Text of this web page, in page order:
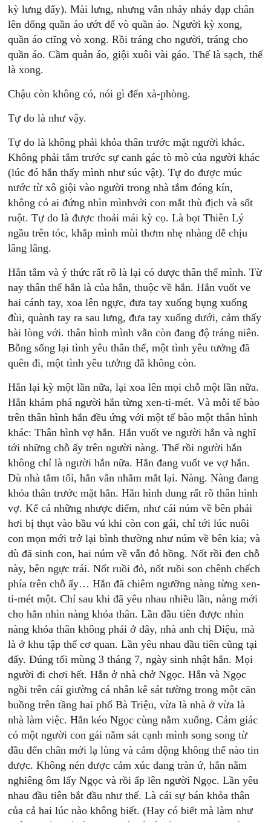
kỳ lưng đấy). Mài lưng, nhưng vẫn nhảy nhảy đạp chân
lên đống quần áo ướt để vò quần áo. Người kỳ xong,
quần áo ctĩng vò xong. Rồi tráng cho người, tráng cho
quần áo. Cầm quản áo, giội xuôi vài gáo. Thế là sạch, thế
là xong.
Chậu còn không có, nói gì đến xà-phòng.
Tự do là như vậy.
Tự do là không phải khỏa thân trước mặt người khác.
Không phải tắm trước sự canh gác tò mò của người khác
(lúc đó hắn thấy mình như súc vật). Tự do được múc
nước từ xô giội vào người trong nhà tắm đóng kín,
không có ai đứng nhìn mìnhvới con mắt thù địch và sốt
ruột. Tự do là được thoải mái kỳ cọ. Là bọt Thiên Lý
ngầu trên tóc, khắp mình mùi thơm nhẹ nhàng dễ chịu
lâng lâng.
Hắn tắm và ý thức rất rõ là lại có được thân thể mình. Từ
nay thân thể hắn là của hắn, thuộc về hắn. Hắn vuốt ve
hai cánh tay, xoa lên ngực, đưa tay xuống bụng xuống
đùi, quành tay ra sau lưng, đưa tay xuống dưới, cảm thấy
hài lòng với. thân hình mình vẫn còn đang độ tráng niên.
Bỗng sống lại tình yêu thân thể, một tình yêu tưởng đã
quên đi, một tình yêu tưởng đã không còn.
Hắn lại kỳ một lần nữa, lại xoa lên mọi chỗ một lần nữa.
Hắn khám phá người hắn từng xen-ti-mét. Và mỗi tế bào
trên thân hình hắn đều ứng với một tế bào một thân hình
khác: Thân hình vợ hắn. Hắn vuốt ve người hắn và nghĩ
tới những chỗ ấy trên người nàng. Thế rồi người hắn
không chỉ là người hắn nữa. Hắn đang vuốt ve vợ hắn.
Dù nhà tắm tối, hắn vẫn nhắm mắt lại. Nàng. Nàng đang
khỏa thân trước mặt hắn. Hắn hình dung rất rõ thân hình
vợ. Kể cả những nhược điểm, như cái núm về bên phải
hơi bị thụt vào bầu vú khi còn con gái, chỉ tới lúc nuôi
con mọn mới trở lại bình thường như núm về bên kia; và
dù đã sinh con, hai núm về vẫn đỏ hồng. Nốt rồi đen chỗ
này, bên ngực trái. Nốt ruồi đỏ, nốt ruồi son chênh chếch
phía trên chỗ ấy… Hắn đã chiêm ngưỡng nàng từng xen-
ti-mét một. Chỉ sau khi đã yêu nhau nhiều lần, nàng mới
cho hắn nhìn nàng khỏa thân. Lần đầu tiên được nhìn
nàng khỏa thân không phải ở đây, nhà anh chị Diệu, mà
là ở khu tập thể cơ quan. Lần yêu nhau đầu tiên cũng tại
đấy. Đúng tối mùng 3 tháng 7, ngày sinh nhật hắn. Mọi
người đi chơi hết. Hắn ở nhà chở Ngọc. Hắn và Ngọc
ngồi trên cái giường cá nhân kê sát tường trong một căn
buồng trên tầng hai phố Bà Triệu, vừa là nhà ở vừa là
nhà làm việc. Hắn kéo Ngọc cùng nằm xuống. Cảm giác
có một người con gái nằm sát cạnh mình song song từ
đầu đến chân mới lạ lùng và cảm động không thể nào tin
được. Không nén được cảm xúc đang tràn ứ, hắn nằm
nghiêng ôm lấy Ngọc và rồi ấp lên người Ngọc. Lần yêu
nhau đầu tiên bắt đầu như thế. Là cái sự bán khỏa thân
của cả hai lúc nào không biết. (Hay có biết mà làm như